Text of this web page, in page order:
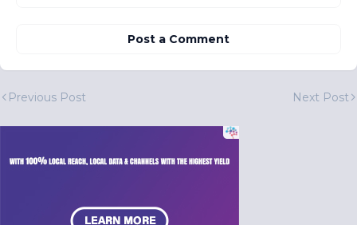
Post a Comment
Previous Post Next Post